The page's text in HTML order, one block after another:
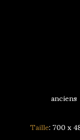
anciens
Taille: 700 x